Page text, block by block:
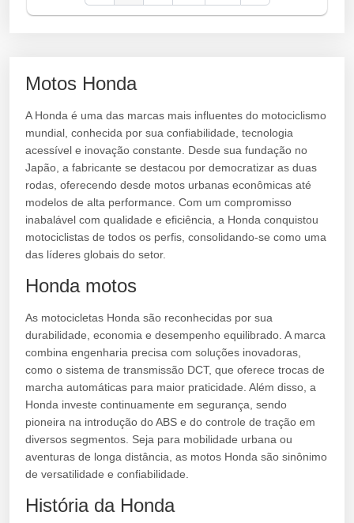
Motos Honda
A Honda é uma das marcas mais influentes do motociclismo
mundial, conhecida por sua confiabilidade, tecnologia
acessível e inovação constante. Desde sua fundação no
Japão, a fabricante se destacou por democratizar as duas
rodas, oferecendo desde motos urbanas econômicas até
modelos de alta performance. Com um compromisso
inabalável com qualidade e eficiência, a Honda conquistou
motociclistas de todos os perfis, consolidando-se como uma
das líderes globais do setor.
Honda motos
As motocicletas Honda são reconhecidas por sua
durabilidade, economia e desempenho equilibrado. A marca
combina engenharia precisa com soluções inovadoras,
como o sistema de transmissão DCT, que oferece trocas de
marcha automáticas para maior praticidade. Além disso, a
Honda investe continuamente em segurança, sendo
pioneira na introdução do ABS e do controle de tração em
diversos segmentos. Seja para mobilidade urbana ou
aventuras de longa distância, as motos Honda são sinônimo
de versatilidade e confiabilidade.
História da Honda